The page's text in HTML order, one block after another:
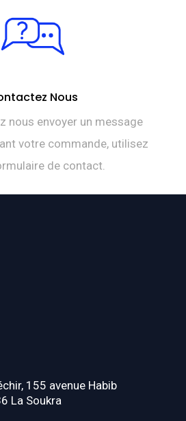
Nous
nous envoyer un message
votre commande, utilisez
de contact.
155 avenue Habib
La Soukra